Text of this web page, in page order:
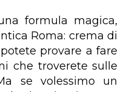
formula magica,
Roma: crema di
provare a fare
che troverete sulle
se volessimo un